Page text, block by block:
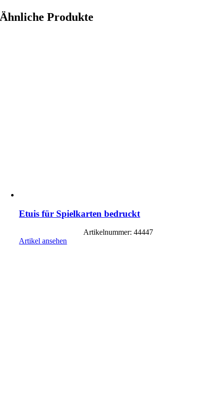
Ähnliche Produkte
Etuis für Spielkarten bedruckt
Artikelnummer: 44447
Artikel ansehen